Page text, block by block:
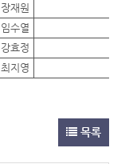
장재원
임수열
강효정
최지영
목록